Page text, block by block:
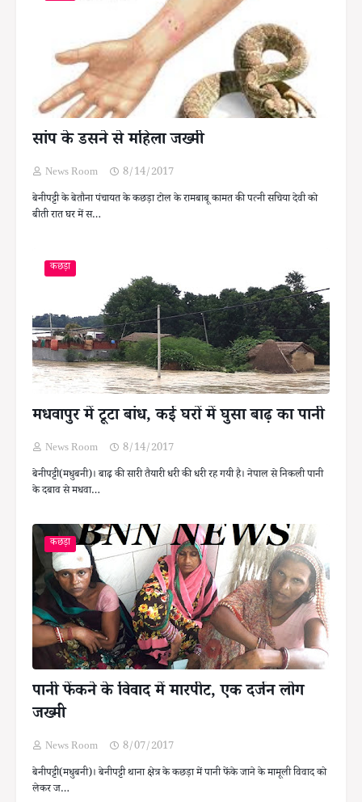
सांप के डसने से महिला जख्मी
News Room
8/14/2017
बेनीपट्टी के बेतौना पंचायत के कछड़ा टोल के रामबाबू कामत की पत्नी सचिया देवी को
बीती रात घर में स…
कछड़ा
मधवापुर में टूटा बांध, कई घरों में घुसा बाढ़ का पानी
News Room
8/14/2017
बेनीपट्टी(मधुबनी)। बाढ़ की सारी तैयारी धरी की धरी रह गयी है। नेपाल से निकली पानी
के दबाव से मधवा…
कछड़ा
पानी फेंकने के विवाद में मारपीट, एक दर्जन लोग
जख्मी
News Room
8/07/2017
बेनीपट्टी(मधुबनी)। बेनीपट्टी थाना क्षेत्र के कछड़ा में पानी फेंके जाने के मामूली विवाद को
लेकर ज…